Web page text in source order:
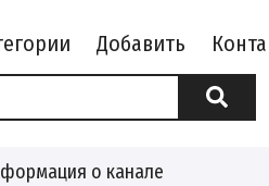
Добавить
о канале